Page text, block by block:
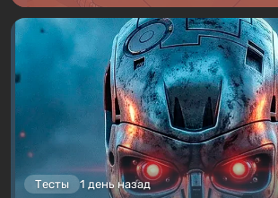
Тесты 1 день назад